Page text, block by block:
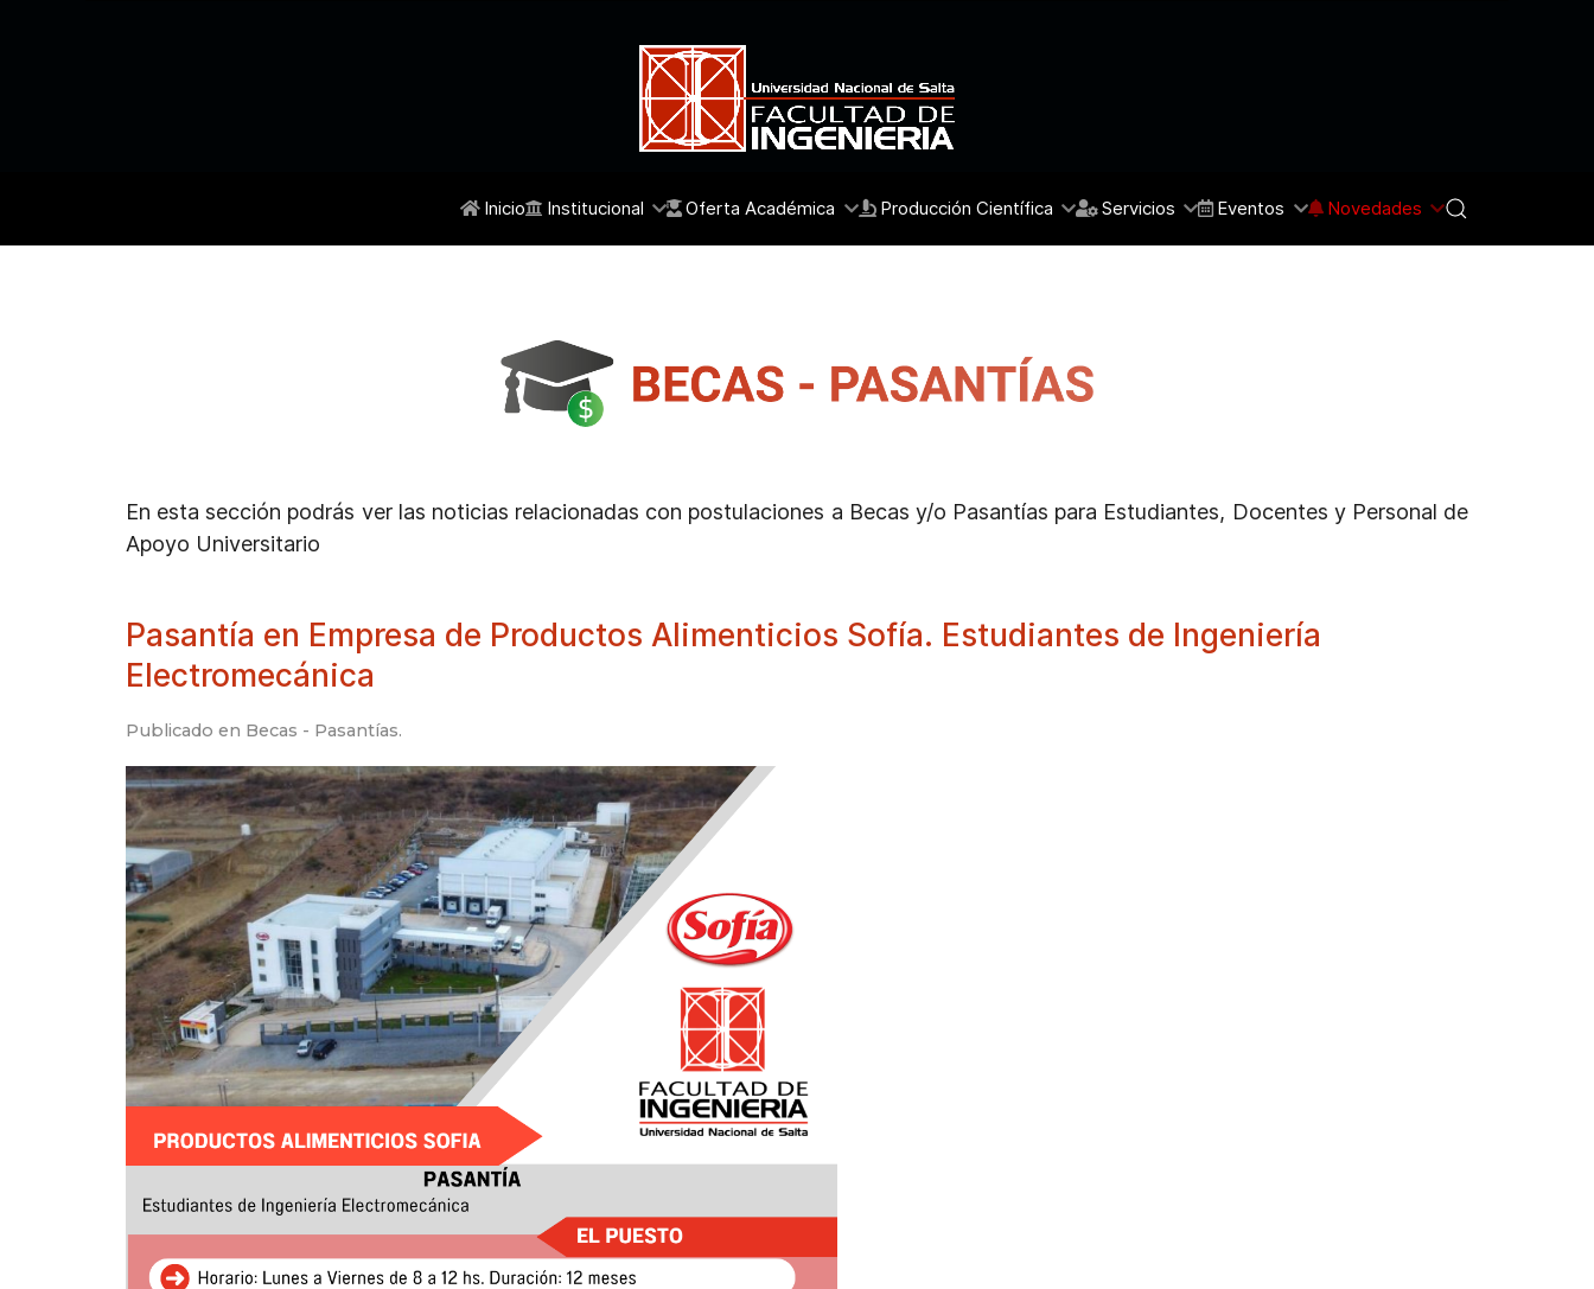
Inicio Institucional Oferta Académica Producción Científica Servicios Eventos Novedades
En esta sección podrás ver las noticias relacionadas con postulaciones a Becas y/o Pasantías para Estudiantes, Docentes y Personal de
Apoyo Universitario
Pasantía en Empresa de Productos Alimenticios Sofía. Estudiantes de Ingeniería
Electromecánica
Publicado en Becas - Pasantías.